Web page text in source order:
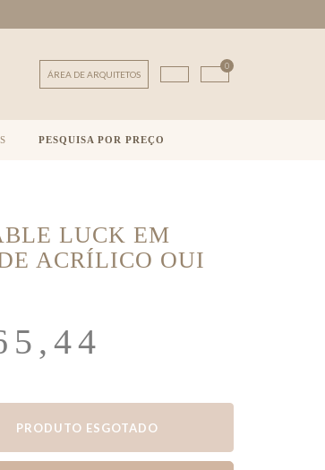
ÁREA DE ARQUITETOS
0
PESQUISA POR PREÇO
LUCK EM
ACRÍLICO OUI
PRODUTO ESGOTADO